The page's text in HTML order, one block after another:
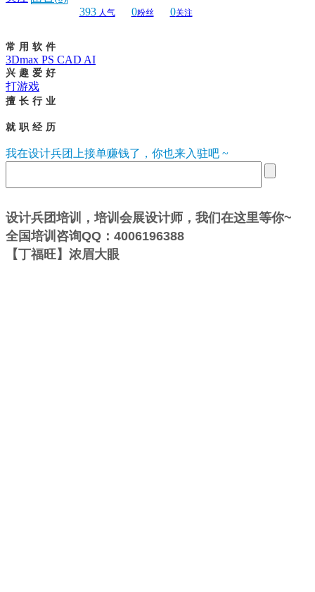
393人气 0粉丝 0关注
常用软件
3Dmax PS CAD AI
兴趣爱好
打游戏
擅长行业
就职经历
我在设计兵团上接单赚钱了，你也来入驻吧 ~
设计兵团培训，培训会展设计师，我们在这里等你~
全国培训咨询QQ：4006196388
【丁福旺】浓眉大眼